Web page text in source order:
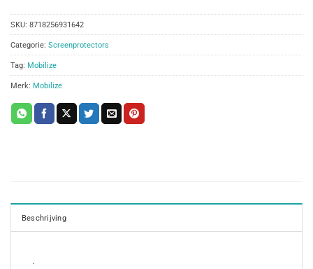
SKU: 8718256931642
Categorie: Screenprotectors
Tag: Mobilize
Merk: Mobilize
Beschrijving
.